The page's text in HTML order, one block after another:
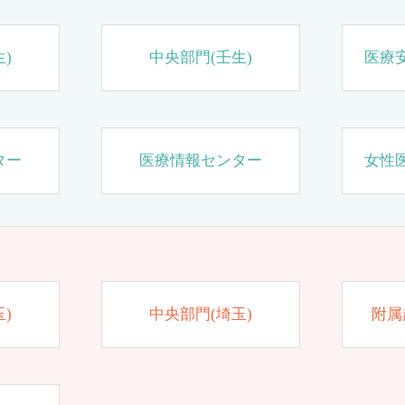
) 中央部門(壬生) 医療
ー 医療情報センター 女性
) 中央部門(埼玉) 附